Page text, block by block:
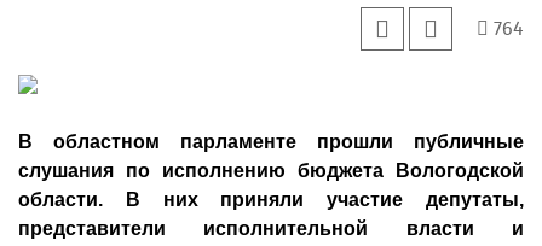
764
В областном парламенте прошли публичные
слушания по исполнению бюджета Вологодской
области. В них приняли участие депутаты,
представители исполнительной власти и